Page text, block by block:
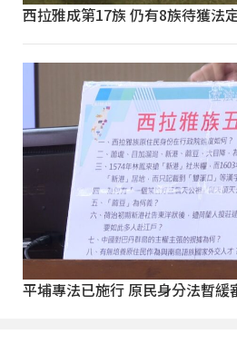
西拉雅成第17族 仍有8族待獲法
平埔專法已施行 原民身分法暫緩